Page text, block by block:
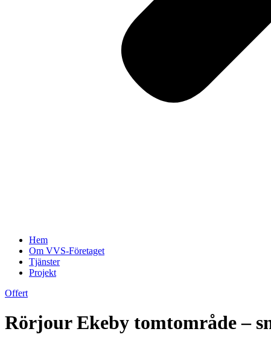
Hem
Om VVS-Företaget
Tjänster
Projekt
Offert
Rörjour Ekeby tomtområde –